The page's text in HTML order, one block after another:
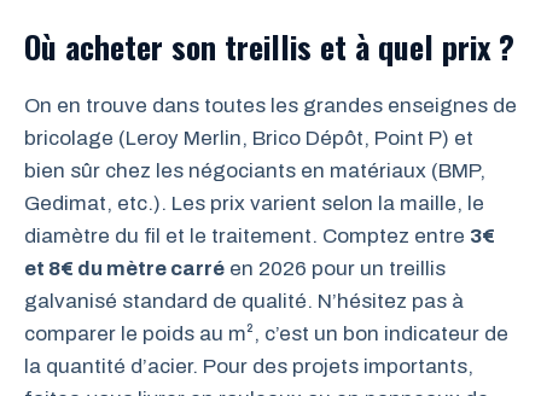
Où acheter son treillis et à quel prix ?
On en trouve dans toutes les grandes enseignes de
bricolage (Leroy Merlin, Brico Dépôt, Point P) et
bien sûr chez les négociants en matériaux (BMP,
Gedimat, etc.). Les prix varient selon la maille, le
diamètre du fil et le traitement. Comptez entre 3€
et 8€ du mètre carré en 2026 pour un treillis
galvanisé standard de qualité. N’hésitez pas à
comparer le poids au m², c’est un bon indicateur de
la quantité d’acier. Pour des projets importants,